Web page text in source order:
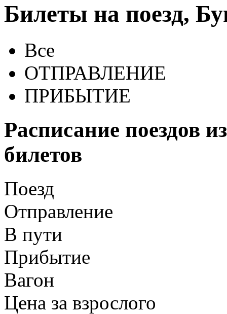
Билеты на поезд,
Все
ОТПРАВЛЕНИЕ
ПРИБЫТИЕ
Расписание поездов
билетов
Поезд
Отправление
В пути
Прибытие
Вагон
Цена за взрослого